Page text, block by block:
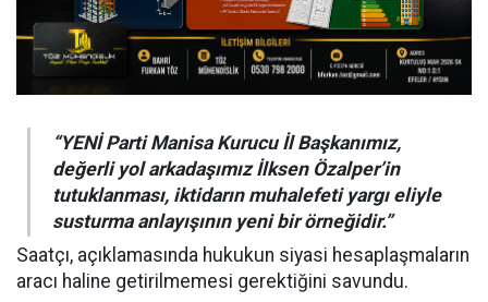
“YENİ Parti Manisa Kurucu İl Başkanımız,
değerli yol arkadaşımız İlksen Özalper’in
tutuklanması, iktidarın muhalefeti yargı eliyle
susturma anlayışının yeni bir örneğidir.”
Saatçı, açıklamasında hukukun siyasi hesaplaşmaların
aracı haline getirilmemesi gerektiğini savundu.